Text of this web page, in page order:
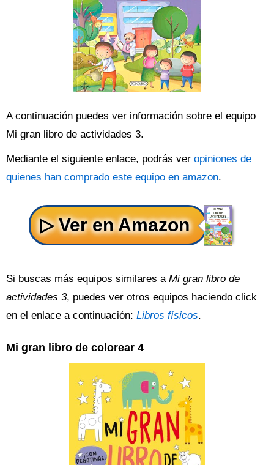
A continuación puedes ver información sobre el equipo
Mi gran libro de actividades 3.
Mediante el siguiente enlace, podrás ver opiniones de
quienes han comprado este equipo en amazon.
Si buscas más equipos similares a Mi gran libro de
actividades 3, puedes ver otros equipos haciendo click
en el enlace a continuación: Libros físicos.
Mi gran libro de colorear 4